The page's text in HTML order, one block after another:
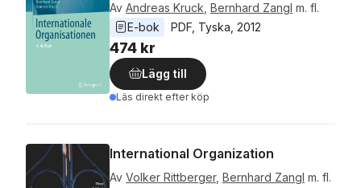
Av Andreas Kruck Bernhard Zangl m. fl.
E-bok
PDF Tyska 2012
474 kr
Lägg till
Läs direkt efter köp
International Organization
Av Volker Rittberger, Bernhard Zangl m. fl.